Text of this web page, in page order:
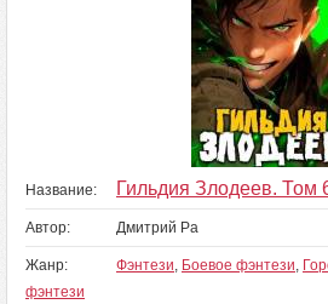
Название: Гильдия Злодеев. Том
Автор: Дмитрий Ра
Жанр: Фэнтези, Боевое фэнтези,
фэнтези